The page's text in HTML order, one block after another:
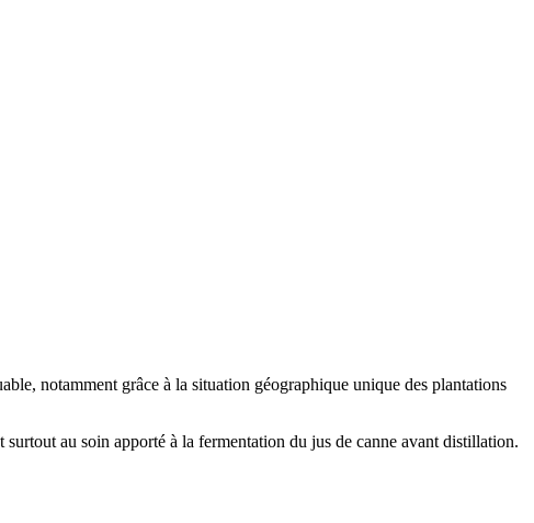
notamment grâce à la situation géographique unique des plantations
au soin apporté à la fermentation du jus de canne avant distillation.